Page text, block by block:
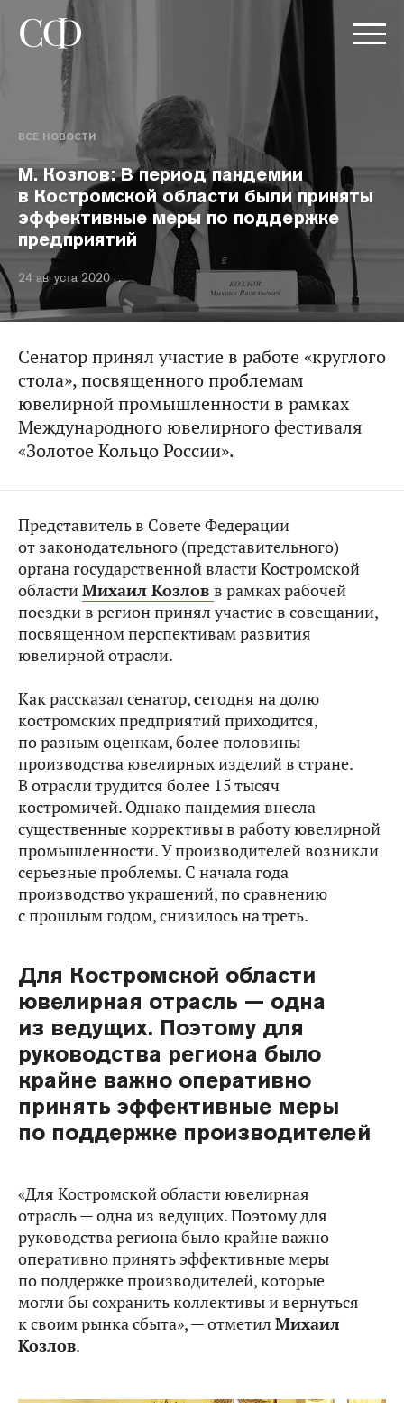
ВСЕ НОВОСТИ
М. Козлов: В период пандемии
в Костромской области были приняты
эффективные меры по поддержке
предприятий
24 августа 2020 г.
Сенатор принял участие в работе «круглого
стола», посвященного проблемам
ювелирной промышленности в рамках
Международного ювелирного фестиваля
«Золотое Кольцо России».
Представитель в Совете Федерации
от законодательного (представительного)
органа государственной власти Костромской
областиМихаил Козлов в рамках рабочей
поездки в регион принял участие в совещании,
посвященном перспективам развития
ювелирной отрасли.
Как рассказал сенатор,сегодня на долю
костромских предприятий приходится,
по разным оценкам, более половины
производства ювелирных изделий в стране.
В отрасли трудится более 15 тысяч
костромичей. Однако пандемия внесла
существенные коррективы в работу ювелирной
промышленности. У производителей возникли
серьезные проблемы. С начала года
производство украшений, по сравнению
с прошлым годом, снизилось на треть.
Для Костромской области
ювелирная отрасль — одна
из ведущих. Поэтому для
руководства региона было
крайне важно оперативно
принять эффективные меры
по поддержке производителей
«Для Костромской области ювелирная
отрасль — одна из ведущих. Поэтому для
руководства региона было крайне важно
оперативно принять эффективные меры
по поддержке производителей, которые
могли бы сохранить коллективы и вернуться
к своим рынка сбыта», — отметил Михаил
Козлов.